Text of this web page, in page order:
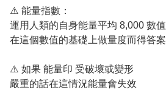
⚠️ 能量指數：
運用人類的自身能量平均 8,000 數值
在這個數值的基礎上做量度而得答案
⚠️ 如果 能量印 受破壞或變形
嚴重的話在這情況能量會失效